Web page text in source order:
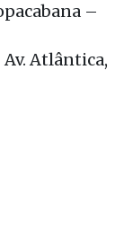
–
Atlântica,